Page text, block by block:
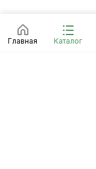
Главная Каталог